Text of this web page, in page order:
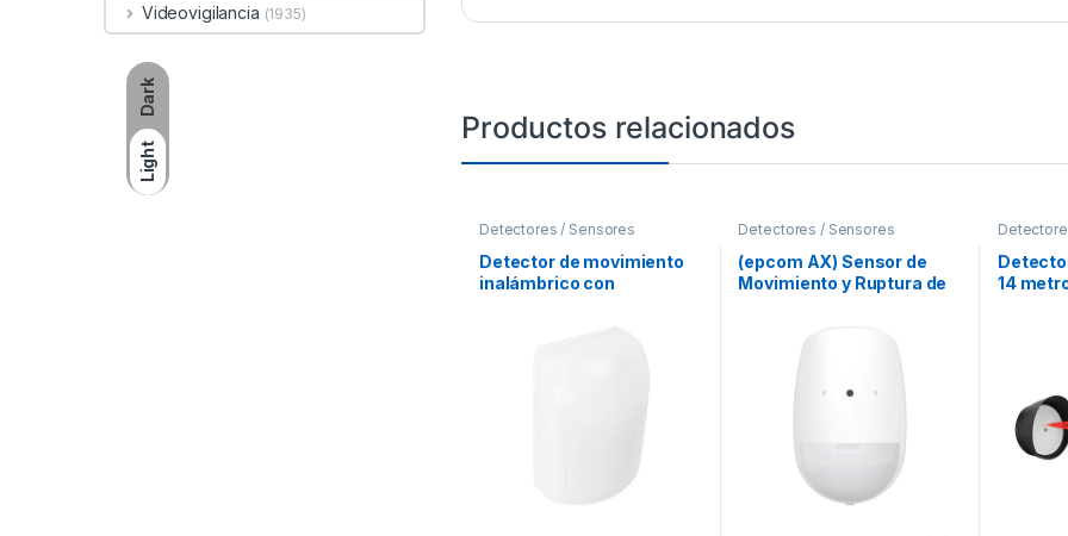
Dark
Light
Productos relacionados
Detectores / Sensores
Detector de movimiento
inalámbrico con
de 22 kilos / Batería de
Detectores / Sensores
(epcom AX) Sensor de
Movimiento y Ruptura de
de 12 mts / Ángulo de
85.9° de Cobertura PIR /
Rango de Detección de
14
Videovigilancia (1935)